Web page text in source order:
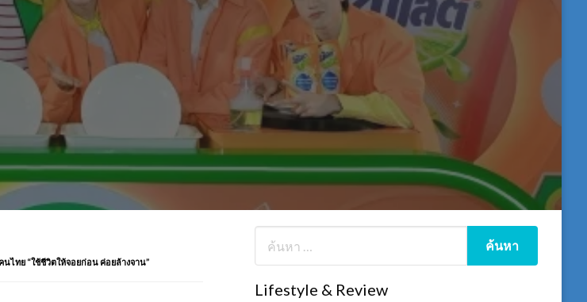
ไทย “ใช้ชีวิตให้จอยก่อน ค่อยล้างจาน”
Lifestyle & Review